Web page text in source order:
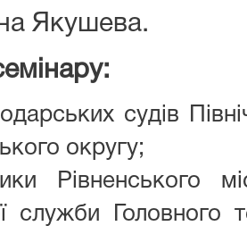
Якушева.
судів
округу;
Рівненського
служби Головного